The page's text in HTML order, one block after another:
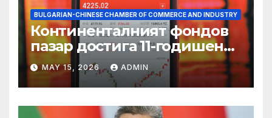
BULGARIAN-CHINESE CHAMBER OF COMMERCE AND INDUSTRY
Континенталният фондов
пазар достига 11-годишен
връх
MAY 15, 2026 ADMIN